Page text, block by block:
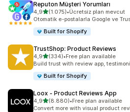
Reputon Müşteri Yorumları
4,95 yıldız üzerinden
(1.075)
toplam 1075 değerlendirme
•Ücretsiz plan mevcut
Otomatik e-postalarla Google ve
Built for Shopify
TrustShop: Product Reviews
4,95 yıldız üzerinden
(334)
toplam 334 değerlendirme
•Free plan available
Build trust with review app,
Built for Shopify
Loox ‑ Product Reviews App
4,95 yıldız üzerinden
(8.880)
toplam 8880 değerlendirme
•Free plan available
Convert more with visual product